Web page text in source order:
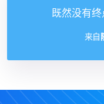
既然没有终
来自